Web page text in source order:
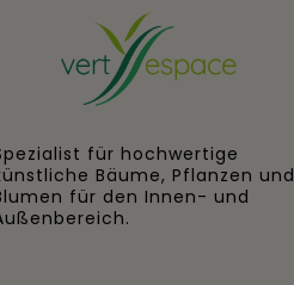
für hochwertige
Bäume, Pflanzen und
für den Innen- und